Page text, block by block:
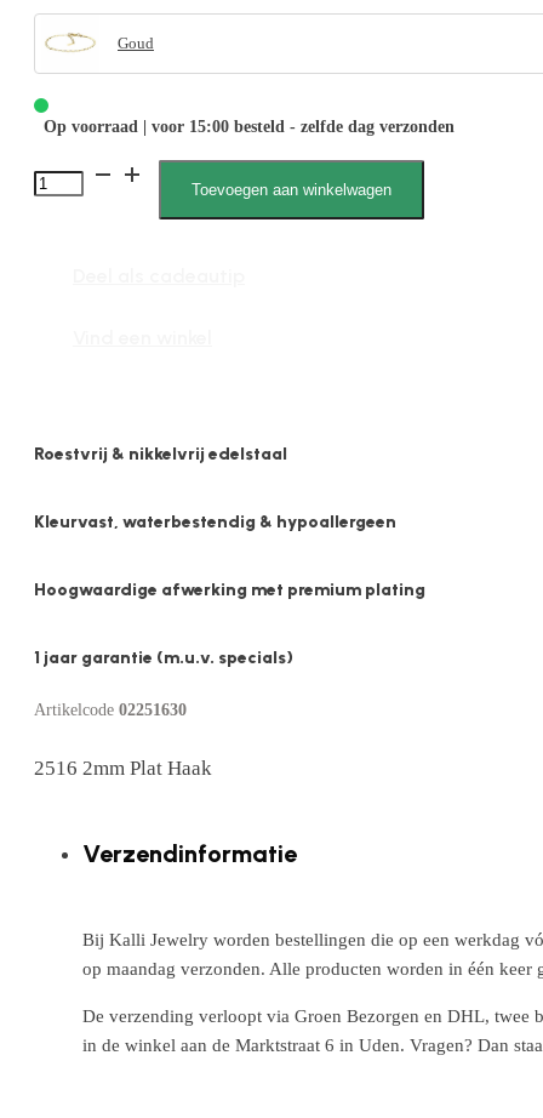
Goud
Op voorraad | voor 15:00 besteld - zelfde dag verzonden
2516
Toevoegen aan winkelwagen
Roestvrij & nikkelvrij edelstaal
Kleurvast, waterbestendig & hypoallergeen
Hoogwaardige afwerking met premium plating
1 jaar garantie (m.u.v. specials)
Artikelcode 02251630
2516 2mm Plat Haak
Verzendinformatie
Bij Kalli Jewelry worden bestellingen die op een werkdag
op maandag verzonden. Alle producten worden in één
De verzending verloopt via Groen Bezorgen en DHL, twee
in de winkel aan de Marktstraat 6 in Uden. Vragen? Dan